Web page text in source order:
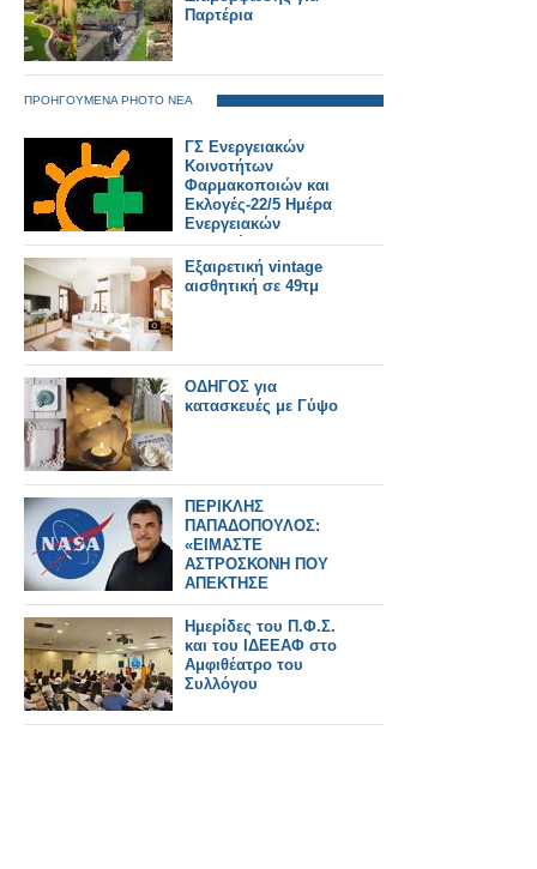
Παρτέρια
ΠΡΟΗΓΟΥΜΕΝΑ PHOTO ΝΕΑ
ΓΣ Ενεργειακών
Κοινοτήτων
Φαρμακοποιών και
Εκλογές-22/5 Ημέρα
Ενεργειακών
Κοινοτήτων στην
Ευρώπη
Εξαιρετική vintage
αισθητική σε 49τμ
ΟΔΗΓΟΣ για
κατασκευές με Γύψο
ΠΕΡΙΚΛΗΣ
ΠΑΠΑΔΟΠΟΥΛΟΣ:
«ΕΙΜΑΣΤΕ
ΑΣΤΡΟΣΚΟΝΗ ΠΟΥ
ΑΠΕΚΤΗΣΕ
ΣΥΝΕΙΔΗΣΗ» – Ο
ΗΓΕΤΗΣ ΤΗΣ NASA
ΠΙΣΩ ΑΠΟ ΤΟ Artemis
II
Ημερίδες του Π.Φ.Σ.
και του ΙΔΕΕΑΦ στο
Αμφιθέατρο του
Συλλόγου